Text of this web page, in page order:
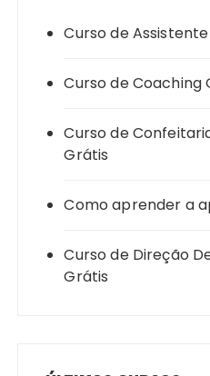
Curso de
Curso de Coaching
Curso de
Grátis
Como aprender a
Curso de Direção
Grátis